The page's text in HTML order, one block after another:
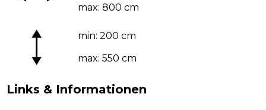
max: 800 cm
min: 200 cm
max: 550 cm
Links & Informationen